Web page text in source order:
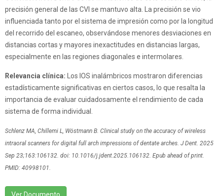
precisión general de las CVI se mantuvo alta. La precisión se vio
influenciada tanto por el sistema de impresión como por la longitud
del recorrido del escaneo, observándose menores desviaciones en
distancias cortas y mayores inexactitudes en distancias largas,
especialmente en las regiones diagonales e intermolares.
Relevancia clínica: Los IOS inalámbricos mostraron diferencias
estadísticamente significativas en ciertos casos, lo que resalta la
importancia de evaluar cuidadosamente el rendimiento de cada
sistema de forma individual.
Schlenz MA, Chillemi L, Wöstmann B. Clinical study on the accuracy of wireless
intraoral scanners for digital full arch impressions of dentate arches. J Dent. 2025
Sep 23;163:106132. doi: 10.1016/j.jdent.2025.106132. Epub ahead of print.
PMID: 40998101.